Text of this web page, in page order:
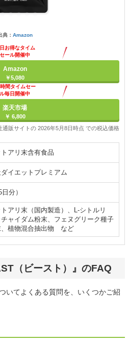
典： Amazon
お得なタイム
セール開催中
Amazon
￥5,080
間タイムセー
ル毎日開催中
楽天市場
￥ 6,800
販サイトの 2026年5月8日時点 での税込価格
トアリ末含有食品
イエットプレミアム
分）
トアリ末（国内製造）、L-シトルリ
ャイダム粉末、フェヌグリーク種子
、植物混合抽出物 など
（ビースト）』のFAQ
いてよくある質問を、いくつかご紹